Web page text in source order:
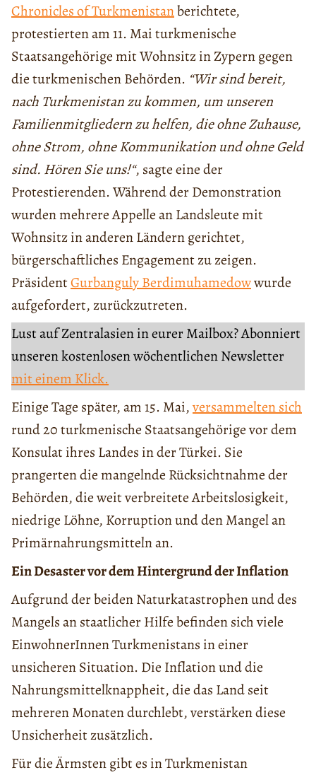
Chronicles of Turkmenistanberichtete,
protestierten am 11. Mai turkmenische
Staatsangehörige mit Wohnsitz in Zypern gegen
die turkmenischen Behörden. “Wir sind bereit,
nach Turkmenistan zu kommen, um unseren
Familienmitgliedern zu helfen, die ohne Zuhause,
ohne Strom, ohne Kommunikation und ohne Geld
sind. Hören Sie uns!“, sagte eine der
Protestierenden. Während der Demonstration
wurden mehrere Appelle an Landsleute mit
Wohnsitz in anderen Ländern gerichtet,
bürgerschaftliches Engagement zu zeigen.
PräsidentGurbanguly Berdimuhamedowwurde
aufgefordert, zurückzutreten.
Lust auf Zentralasien in eurer Mailbox? Abonniert
unseren kostenlosen wöchentlichen Newsletter
mit einem Klick.
Einige Tage später, am 15. Mai,versammelten sich
rund 20 turkmenische Staatsangehörige vor dem
Konsulat ihres Landes in der Türkei. Sie
prangerten die mangelnde Rücksichtnahme der
Behörden, die weit verbreitete Arbeitslosigkeit,
niedrige Löhne, Korruption und den Mangel an
Primärnahrungsmitteln an.
Ein Desaster vor dem Hintergrund der Inflation
Aufgrund der beiden Naturkatastrophen und des
Mangels an staatlicher Hilfe befinden sich viele
EinwohnerInnen Turkmenistans in einer
unsicheren Situation. Die Inflation und die
Nahrungsmittelknappheit, die das Land seit
mehreren Monaten durchlebt, verstärken diese
Unsicherheit zusätzlich.
Für die Ärmsten gibt es in Turkmenistan